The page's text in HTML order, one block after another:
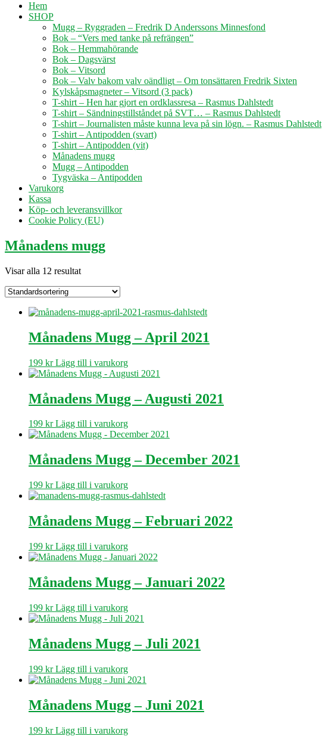
Hem
SHOP
Mugg – Ryggraden – Fredrik D Anderssons Minnesfond
Bok – “Vers med tanke på refrängen”
Bok – Hemmahörande
Bok – Dagsvärst
Bok – Vitsord
Bok – Valv bakom valv oändligt – Om tonsättaren Fredrik Sixten
Kylskåpsmagneter – Vitsord (3 pack)
T-shirt – Hen har gjort en ordklassresa – Rasmus Dahlstedt
T-shirt – Sändningstillståndet på SVT… – Rasmus Dahlstedt
T-shirt – Journalisten måste kunna leva på sin lögn. – Rasmus Dahlstedt
T-shirt – Antipodden (svart)
T-shirt – Antipodden (vit)
Månadens mugg
Mugg – Antipodden
Tygväska – Antipodden
Varukorg
Kassa
Köp- och leveransvillkor
Cookie Policy (EU)
Månadens mugg
Visar alla 12 resultat
Månadens Mugg – April 2021
199 kr Lägg till i varukorg
Månadens Mugg – Augusti 2021
199 kr Lägg till i varukorg
Månadens Mugg – December 2021
199 kr Lägg till i varukorg
Månadens Mugg – Februari 2022
199 kr Lägg till i varukorg
Månadens Mugg – Januari 2022
199 kr Lägg till i varukorg
Månadens Mugg – Juli 2021
199 kr Lägg till i varukorg
Månadens Mugg – Juni 2021
199 kr Lägg till i varukorg